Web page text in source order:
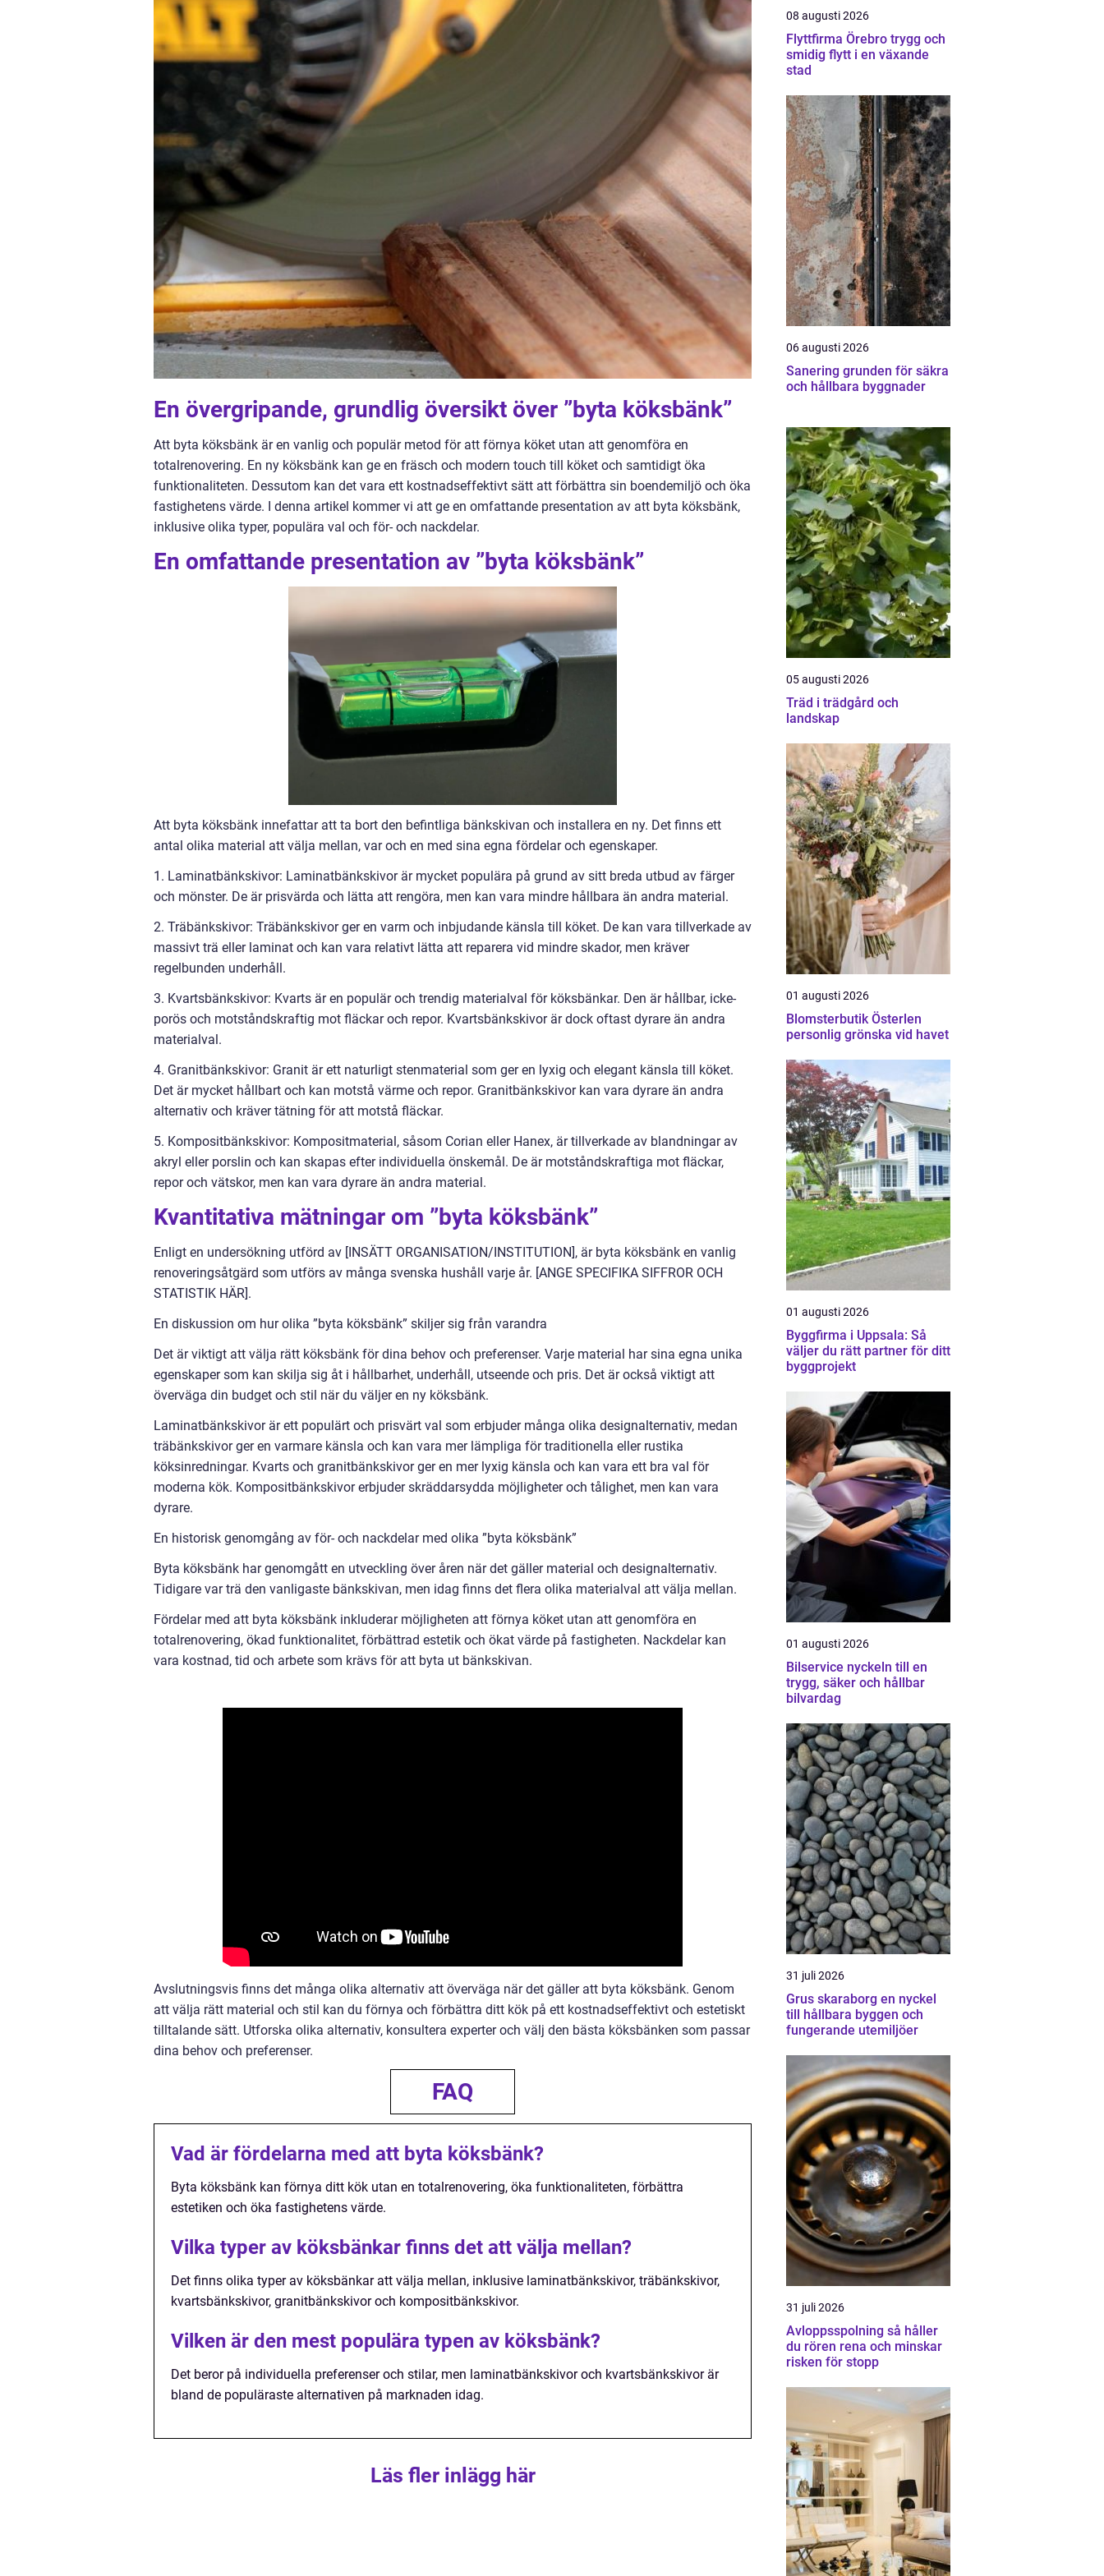
En övergripande, grundlig översikt över ”byta köksbänk”
Att byta köksbänk är en vanlig och populär metod för att förnya köket utan att genomföra en
totalrenovering. En ny köksbänk kan ge en fräsch och modern touch till köket och samtidigt öka
funktionaliteten. Dessutom kan det vara ett kostnadseffektivt sätt att förbättra sin boendemiljö och öka
fastighetens värde. I denna artikel kommer vi att ge en omfattande presentation av att byta köksbänk,
inklusive olika typer, populära val och för- och nackdelar.
En omfattande presentation av ”byta köksbänk”
Att byta köksbänk innefattar att ta bort den befintliga bänkskivan och installera en ny. Det finns ett
antal olika material att välja mellan, var och en med sina egna fördelar och egenskaper.
1. Laminatbänkskivor: Laminatbänkskivor är mycket populära på grund av sitt breda utbud av färger
och mönster. De är prisvärda och lätta att rengöra, men kan vara mindre hållbara än andra material.
2. Träbänkskivor: Träbänkskivor ger en varm och inbjudande känsla till köket. De kan vara tillverkade av
massivt trä eller laminat och kan vara relativt lätta att reparera vid mindre skador, men kräver
regelbunden underhåll.
3. Kvartsbänkskivor: Kvarts är en populär och trendig materialval för köksbänkar. Den är hållbar, icke-
porös och motståndskraftig mot fläckar och repor. Kvartsbänkskivor är dock oftast dyrare än andra
materialval.
4. Granitbänkskivor: Granit är ett naturligt stenmaterial som ger en lyxig och elegant känsla till köket.
Det är mycket hållbart och kan motstå värme och repor. Granitbänkskivor kan vara dyrare än andra
alternativ och kräver tätning för att motstå fläckar.
5. Kompositbänkskivor: Kompositmaterial, såsom Corian eller Hanex, är tillverkade av blandningar av
akryl eller porslin och kan skapas efter individuella önskemål. De är motståndskraftiga mot fläckar,
repor och vätskor, men kan vara dyrare än andra material.
Kvantitativa mätningar om ”byta köksbänk”
Enligt en undersökning utförd av [INSÄTT ORGANISATION/INSTITUTION], är byta köksbänk en vanlig
renoveringsåtgärd som utförs av många svenska hushåll varje år. [ANGE SPECIFIKA SIFFROR OCH
STATISTIK HÄR].
En diskussion om hur olika ”byta köksbänk” skiljer sig från varandra
Det är viktigt att välja rätt köksbänk för dina behov och preferenser. Varje material har sina egna unika
egenskaper som kan skilja sig åt i hållbarhet, underhåll, utseende och pris. Det är också viktigt att
överväga din budget och stil när du väljer en ny köksbänk.
Laminatbänkskivor är ett populärt och prisvärt val som erbjuder många olika designalternativ, medan
träbänkskivor ger en varmare känsla och kan vara mer lämpliga för traditionella eller rustika
köksinredningar. Kvarts och granitbänkskivor ger en mer lyxig känsla och kan vara ett bra val för
moderna kök. Kompositbänkskivor erbjuder skräddarsydda möjligheter och tålighet, men kan vara
dyrare.
En historisk genomgång av för- och nackdelar med olika ”byta köksbänk”
Byta köksbänk har genomgått en utveckling över åren när det gäller material och designalternativ.
Tidigare var trä den vanligaste bänkskivan, men idag finns det flera olika materialval att välja mellan.
Fördelar med att byta köksbänk inkluderar möjligheten att förnya köket utan att genomföra en
totalrenovering, ökad funktionalitet, förbättrad estetik och ökat värde på fastigheten. Nackdelar kan
vara kostnad, tid och arbete som krävs för att byta ut bänkskivan.
Avslutningsvis finns det många olika alternativ att överväga när det gäller att byta köksbänk. Genom
att välja rätt material och stil kan du förnya och förbättra ditt kök på ett kostnadseffektivt och estetiskt
tilltalande sätt. Utforska olika alternativ, konsultera experter och välj den bästa köksbänken som passar
dina behov och preferenser.
FAQ
Vad är fördelarna med att byta köksbänk?
Byta köksbänk kan förnya ditt kök utan en totalrenovering, öka funktionaliteten, förbättra
estetiken och öka fastighetens värde.
Vilka typer av köksbänkar finns det att välja mellan?
Det finns olika typer av köksbänkar att välja mellan, inklusive laminatbänkskivor, träbänkskivor,
kvartsbänkskivor, granitbänkskivor och kompositbänkskivor.
Vilken är den mest populära typen av köksbänk?
Det beror på individuella preferenser och stilar, men laminatbänkskivor och kvartsbänkskivor är
bland de populäraste alternativen på marknaden idag.
Läs fler inlägg här
08 augusti 2026
Flyttfirma Örebro trygg och
smidig flytt i en växande
stad
06 augusti 2026
Sanering grunden för säkra
och hållbara byggnader
05 augusti 2026
Träd i trädgård och
landskap
01 augusti 2026
Blomsterbutik Österlen
personlig grönska vid havet
01 augusti 2026
Byggfirma i Uppsala: Så
väljer du rätt partner för ditt
byggprojekt
01 augusti 2026
Bilservice nyckeln till en
trygg, säker och hållbar
bilvardag
31 juli 2026
Grus skaraborg en nyckel
till hållbara byggen och
fungerande utemiljöer
31 juli 2026
Avloppsspolning så håller
du rören rena och minskar
risken för stopp